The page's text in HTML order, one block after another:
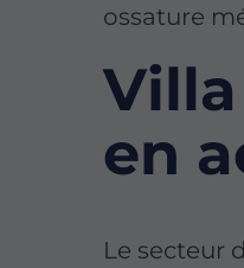
ossature
en
Le secteur